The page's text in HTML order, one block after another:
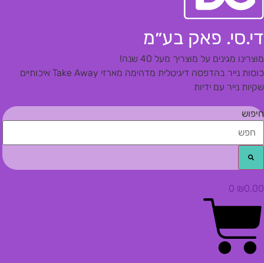
די.סי. פאק בע״מ
מוצרינו מגינים על מוצריך מעל 40 שנה!
כוסות נייר בהדפסה דיגיטלית מדהימה מארזי Take Away איכותיים
שקיות נייר עם ידיות
חיפוש
₪0.00
0